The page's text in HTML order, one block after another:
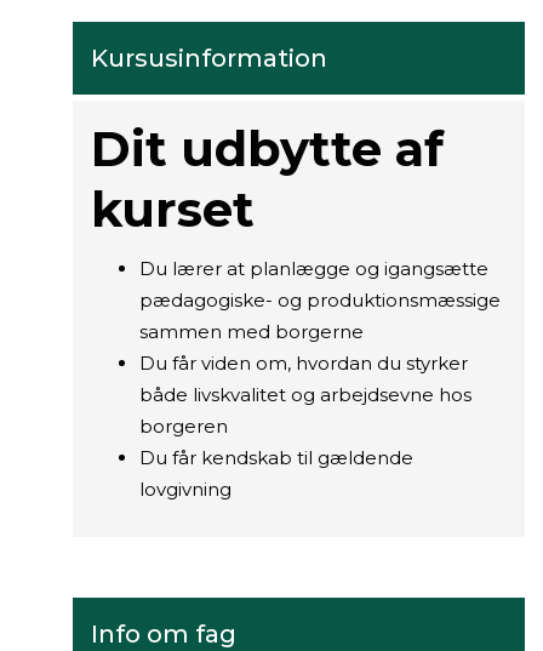
Kursusinformation
Dit udbytte af
kurset
Du lærer at planlægge og igangsætte
pædagogiske- og produktionsmæssige
sammen med borgerne
Du får viden om, hvordan du styrker
både livskvalitet og arbejdsevne hos
borgeren
Du får kendskab til gældende
lovgivning
Info om fag